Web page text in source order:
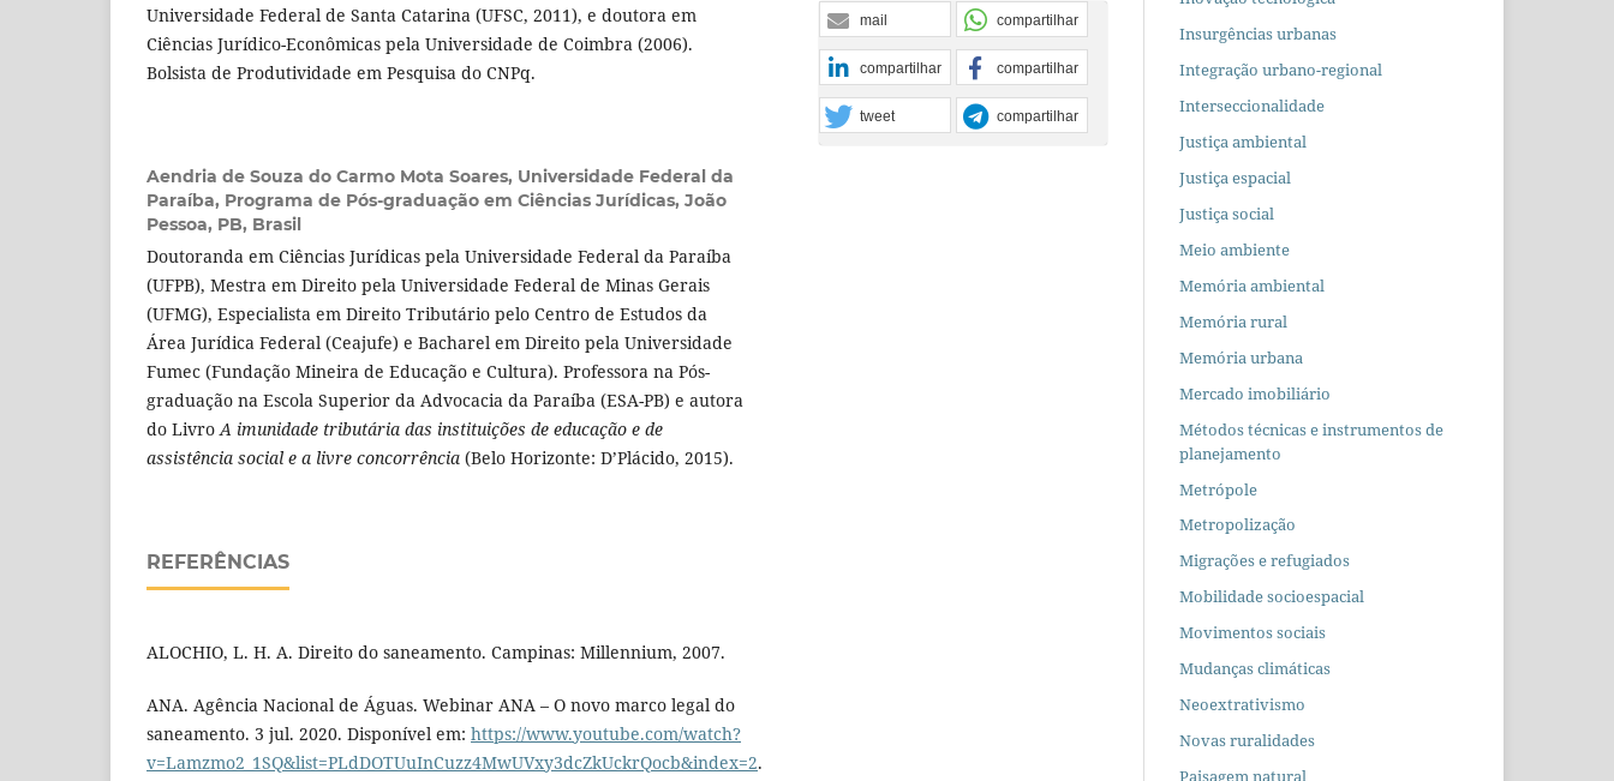
Universidade Federal de Santa Catarina (UFSC, 2011), e doutora em
Ciências Jurídico-Econômicas pela Universidade de Coimbra (2006).
Bolsista de Produtividade em Pesquisa do CNPq.
Aendria de Souza do Carmo Mota Soares, Universidade Federal da
Paraíba, Programa de Pós-graduação em Ciências Jurídicas, João
Pessoa, PB, Brasil
Doutoranda em Ciências Jurídicas pela Universidade Federal da Paraíba
(UFPB), Mestra em Direito pela Universidade Federal de Minas Gerais
(UFMG), Especialista em Direito Tributário pelo Centro de Estudos da
Área Jurídica Federal (Ceajufe) e Bacharel em Direito pela Universidade
Fumec (Fundação Mineira de Educação e Cultura). Professora na Pós-
graduação na Escola Superior da Advocacia da Paraíba (ESA-PB) e autora
do Livro A imunidade tributária das instituições de educação e de
assistência social e a livre concorrência (Belo Horizonte: D’Plácido, 2015).
REFERÊNCIAS
ALOCHIO, L. H. A. Direito do saneamento. Campinas: Millennium, 2007.
ANA. Agência Nacional de Águas. Webinar ANA – O novo marco legal do
saneamento. 3 jul. 2020. Disponível em: https://www.youtube.com/watch?
v=Lamzmo2_1SQ&list=PLdDOTUuInCuzz4MwUVxy3dcZkUckrQocb&index=2.
mail compartilhar
compartilhar compartilhar
tweet compartilhar
Insurgências urbanas
Integração urbano-regional
Interseccionalidade
Justiça ambiental
Justiça espacial
Justiça social
Meio ambiente
Memória ambiental
Memória rural
Memória urbana
Mercado imobiliário
Métodos técnicas e instrumentos de
planejamento
Metrópole
Metropolização
Migrações e refugiados
Mobilidade socioespacial
Movimentos sociais
Mudanças climáticas
Neoextrativismo
Novas ruralidades
Paisagem natural